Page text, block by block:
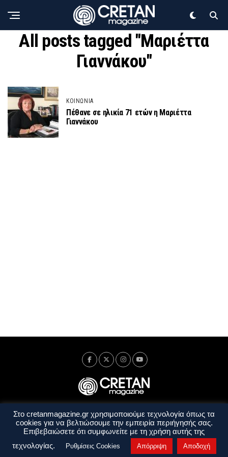
All posts tagged "Μαριέττα
Γιαννάκου"
ΚΟΙΝΩΝΙΑ
Πέθανε σε ηλικία 71 ετών η Μαριέττα
Γιαννάκου
Ταυτότητα Πολιτική Απορρήτου
Όροι Χρήσης
Όροι και Προϋποθέσεις
Στο cretanmagazine.gr χρησιμοποιούμε τεχνολογία όπως τα
cookies για να βελτιώσουμε την εμπειρία περιήγησής σας.
Επιβεβαιώσετε ότι συμφωνείτε με τη χρήση αυτής της
τεχνολογίας.
Ρυθμίσεις Cookies Απόρριψη Αποδοχή